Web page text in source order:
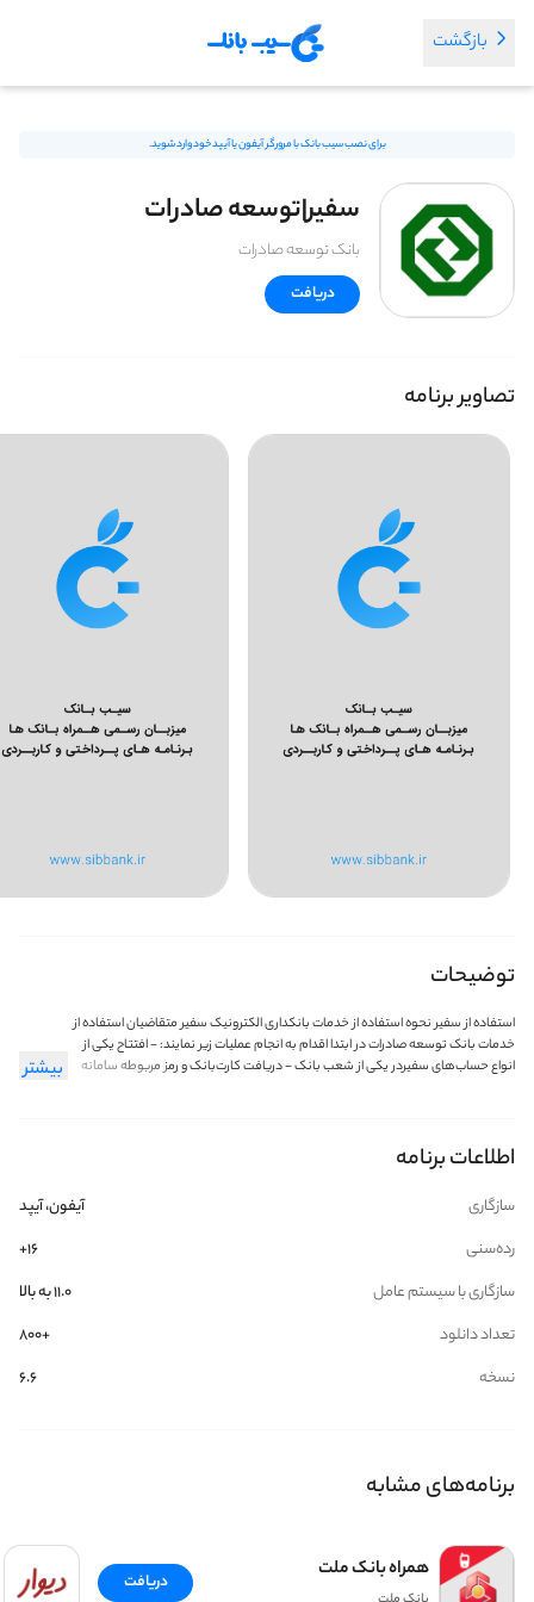
بازگشت
برای نصب سیب بانک با مرورگر آیفون یا آیپد خود وارد شوید.
سفیر|توسعه صادرات
بانک توسعه صادرات
دریافت
تصاویر برنامه
توضیحات
استفاده از سفیر نحوه استفاده از خدمات بانکداری الکترونیک سفیر متقاضیان استفاده از
خدمات بانک توسعه صادرات در ابتدا اقدام به انجام عملیات زیر نمایند: - افتتاح یکی از
انواع حساب‌های سفیردر یکی از شعب بانک - دریافت کارت‌بانک و رمز مربوطه سامانه
بیشتر
اطلاعات برنامه
سازگاری
آیفون، آیپد
رده‌سنی
۱۶+
سازگاری با سیستم عامل
۱۱.۰ به بالا
تعداد دانلود
+800
نسخه
6.6
برنامه‌های مشابه
همراه بانک ملت دریافت